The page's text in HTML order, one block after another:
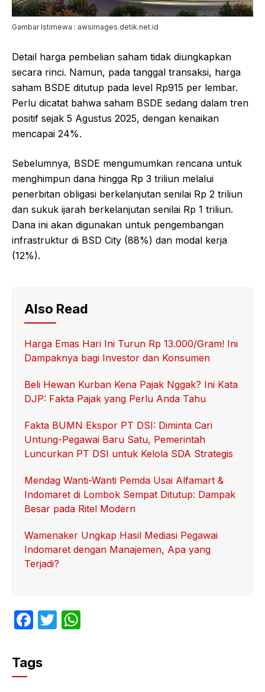
Gambar Istimewa : awsimages.detik.net.id
Detail harga pembelian saham tidak diungkapkan
secara rinci. Namun, pada tanggal transaksi, harga
saham BSDE ditutup pada level Rp915 per lembar.
Perlu dicatat bahwa saham BSDE sedang dalam tren
positif sejak 5 Agustus 2025, dengan kenaikan
mencapai 24%.
Sebelumnya, BSDE mengumumkan rencana untuk
menghimpun dana hingga Rp 3 triliun melalui
penerbitan obligasi berkelanjutan senilai Rp 2 triliun
dan sukuk ijarah berkelanjutan senilai Rp 1 triliun.
Dana ini akan digunakan untuk pengembangan
infrastruktur di BSD City (88%) dan modal kerja
(12%).
Also Read
Harga Emas Hari Ini Turun Rp 13.000/Gram! Ini
Dampaknya bagi Investor dan Konsumen
Beli Hewan Kurban Kena Pajak Nggak? Ini Kata
DJP: Fakta Pajak yang Perlu Anda Tahu
Fakta BUMN Ekspor PT DSI: Diminta Cari
Untung-Pegawai Baru Satu, Pemerintah
Luncurkan PT DSI untuk Kelola SDA Strategis
Mendag Wanti-Wanti Pemda Usai Alfamart &
Indomaret di Lombok Sempat Ditutup: Dampak
Besar pada Ritel Modern
Wamenaker Ungkap Hasil Mediasi Pegawai
Indomaret dengan Manajemen, Apa yang
Terjadi?
F
c
e
T
Tags